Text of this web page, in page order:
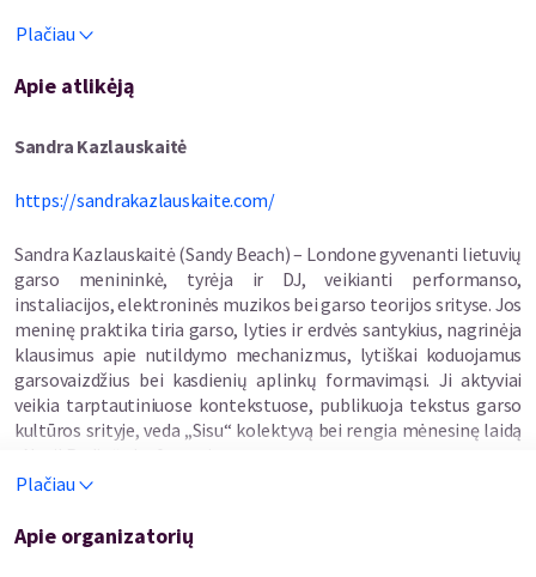
vietos specifiškumas prisideda prie galimų prasmių kūrimo? Jei
turinį iš jau egzistuojančių, dažnai kultūrinį krūvį turinčių garso
Brandon LaBelle „garsinio agento“ (angl.
sampratos. Rezidencija kvies tyrinėti kaip garso praktika, tiek
per meninius jos turinio kūrimo pasirinkimus, tiek per atlikimo
metu sukuriamą viešo kreipimosi situaciją, įgalina menininkus (-
es.) tiesiogiai ar metaforiškai, materialiai ar konceptualiai
reflektuoti apie savo patirtis, pozicijas bei mums aktualias
temas.
Rezidencijos programos „Kintai.Kitaip“ kuratorė : Ugnė
Vyliaudaitė. Programą įgyvendina VšĮ „Kintai Arts“ partnerystėje
su Lietuvos muzikos informacijos centru, „ASTE. Art, Science,
Technology, Education“ (Latvija) ir MTÜ Mooste KülalisStuudio
(Estija).
Kintai Arts veiklas finansuoja Lietuvos kultūros taryba.
Plačiau
Apie atlikėją
Sandra Kazlauskaitė
https://sandrakazlauskaite.com/
Sandra Kazlauskaitė (Sandy Beach) – Londone gyvenanti lietuvių
garso menininkė, tyrėja ir DJ, veikianti performanso,
instaliacijos, elektroninės muzikos bei garso teorijos srityse. Jos
meninę praktika tiria garso, lyties ir erdvės santykius, nagrinėja
klausimus apie nutildymo mechanizmus, lytiškai koduojamus
garsovaizdžius bei kasdienių aplinkų formavimąsi. Ji aktyviai
veikia tarptautiniuose kontekstuose, publikuoja tekstus garso
kultūros srityje, veda „Sisu“ kolektyvą bei rengia mėnesinę laidą
Plačiau
Apie organizatorių